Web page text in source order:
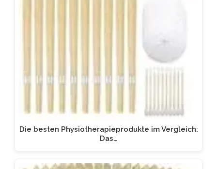
Die besten Physiotherapieprodukte im Vergleich:
Das…